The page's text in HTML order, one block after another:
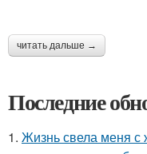
читать дальше →
Последние
1. Жизнь свела меня с